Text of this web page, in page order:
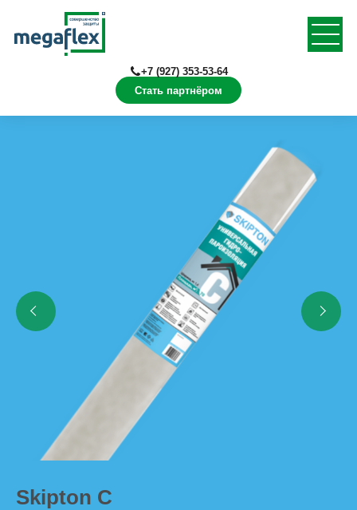
Стать партнёром
+7 (927) 353-53-64
Skipton C